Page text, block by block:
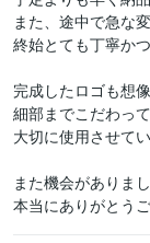
また、途中で急な
終始とても丁寧か
完成したロゴも想
細部までこだわっ
大切に使用させて
また機会がありま
本当にありがとう